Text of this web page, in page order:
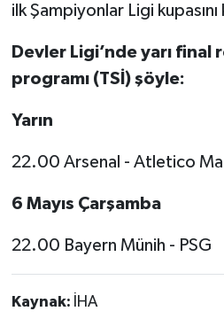
ilk Şampiyonlar Ligi kupasını
Devler Ligi’nde yarı final
programı (TSİ) şöyle:
Yarın
22.00 Arsenal - Atletico
6 Mayıs Çarşamba
22.00 Bayern Münih - PSG
Kaynak: İHA